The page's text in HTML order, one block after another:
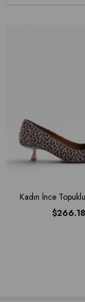
Kadın İnce
$266.18